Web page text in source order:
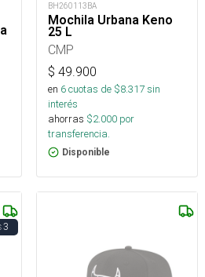
BH260113BA
Mochila Urbana Keno
25 L
CMP
$ 49.900
en 6cuotas de $8.317sin
interés
ahorras $2.000 por
transferencia.
Disponible
3